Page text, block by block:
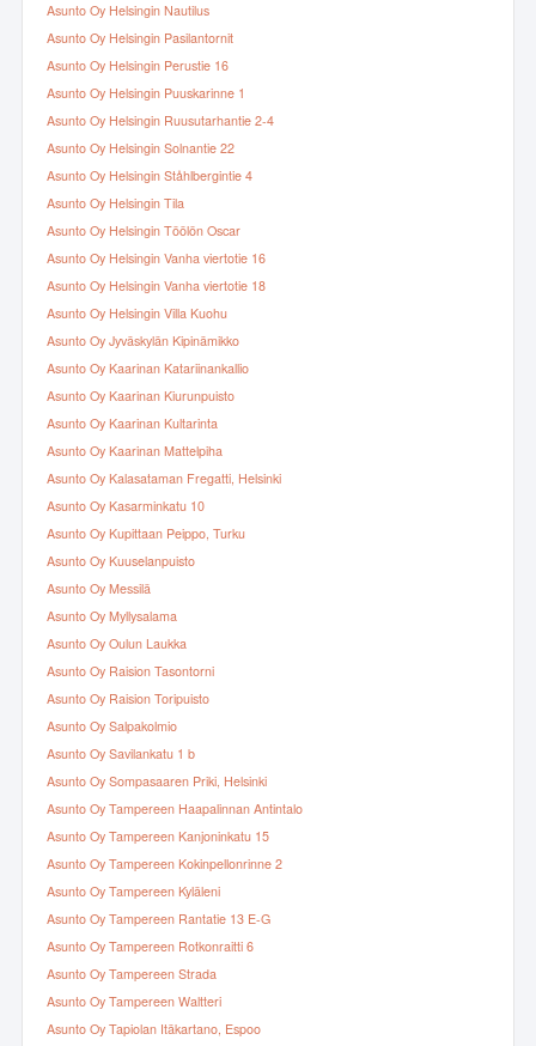
Asunto Oy Helsingin Nautilus
Asunto Oy Helsingin Pasilantornit
Asunto Oy Helsingin Perustie 16
Asunto Oy Helsingin Puuskarinne 1
Asunto Oy Helsingin Ruusutarhantie 2-4
Asunto Oy Helsingin Solnantie 22
Asunto Oy Helsingin Ståhlbergintie 4
Asunto Oy Helsingin Tila
Asunto Oy Helsingin Töölön Oscar
Asunto Oy Helsingin Vanha viertotie 16
Asunto Oy Helsingin Vanha viertotie 18
Asunto Oy Helsingin Villa Kuohu
Asunto Oy Jyväskylän Kipinämikko
Asunto Oy Kaarinan Katariinankallio
Asunto Oy Kaarinan Kiurunpuisto
Asunto Oy Kaarinan Kultarinta
Asunto Oy Kaarinan Mattelpiha
Asunto Oy Kalasataman Fregatti, Helsinki
Asunto Oy Kasarminkatu 10
Asunto Oy Kupittaan Peippo, Turku
Asunto Oy Kuuselanpuisto
Asunto Oy Messilä
Asunto Oy Myllysalama
Asunto Oy Oulun Laukka
Asunto Oy Raision Tasontorni
Asunto Oy Raision Toripuisto
Asunto Oy Salpakolmio
Asunto Oy Savilankatu 1 b
Asunto Oy Sompasaaren Priki, Helsinki
Asunto Oy Tampereen Haapalinnan Antintalo
Asunto Oy Tampereen Kanjoninkatu 15
Asunto Oy Tampereen Kokinpellonrinne 2
Asunto Oy Tampereen Kyläleni
Asunto Oy Tampereen Rantatie 13 E-G
Asunto Oy Tampereen Rotkonraitti 6
Asunto Oy Tampereen Strada
Asunto Oy Tampereen Waltteri
Asunto Oy Tapiolan Itäkartano, Espoo